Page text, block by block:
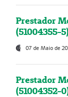
Prestador
(51004355-
07 de Maio de
Prestador
(51004352-